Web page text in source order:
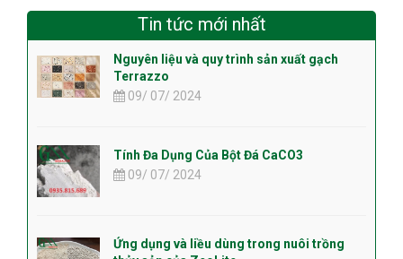
Tin tức mới nhất
Nguyên liệu và quy trình sản xuất gạch
Terrazzo
09/ 07/ 2024
Tính Đa Dụng Của Bột Đá CaCO3
09/ 07/ 2024
Ứng dụng và liều dùng trong nuôi trồng